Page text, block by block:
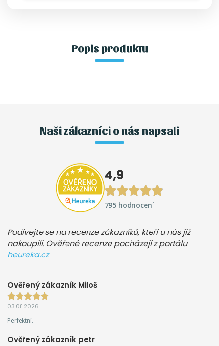
Popis produktu
Naši zákazníci o nás napsali
4,9
795 hodnocení
Podívejte se na recenze zákazníků, kteří u nás již
nakoupili. Ověřené recenze pocházejí z portálu
heureka.cz
Ověřený zákazník Miloš
03.08.2026
Perfektní.
Ověřený zákazník petr